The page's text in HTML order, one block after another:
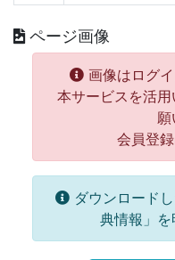
ページ画像
画像はログイ
本サービスを活
願
会員登
ダウンロード
典情報」を